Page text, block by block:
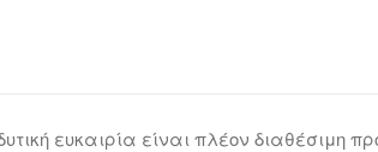
ευκαιρία είναι πλέον διαθέσιμη